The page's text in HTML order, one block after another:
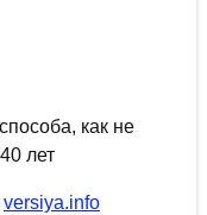
versiya.info